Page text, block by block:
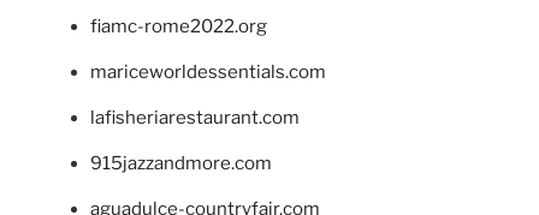
fiamc-rome2022.org
mariceworldessentials.com
lafisheriarestaurant.com
915jazzandmore.com
aguadulce-countryfair.com